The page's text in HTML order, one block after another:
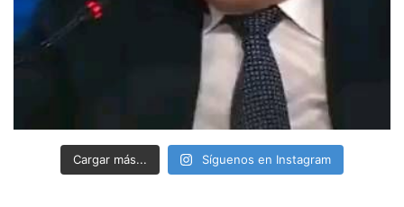
Cargar más... Síguenos en Instagram